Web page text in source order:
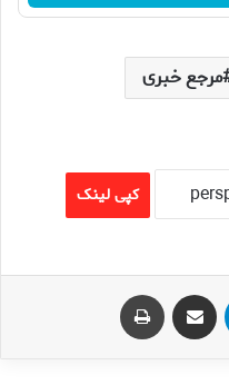
مرجع خبری
کپی لینک
تلگرام اشتراک گذاری از طریق ایمیل